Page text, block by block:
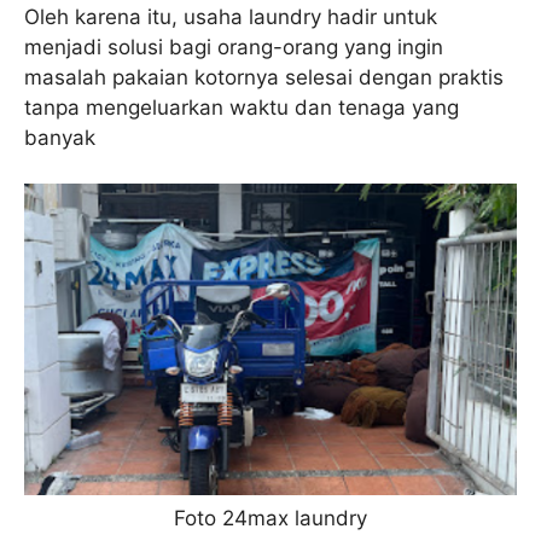
Oleh karena itu, usaha laundry hadir untuk
menjadi solusi bagi orang-orang yang ingin
masalah pakaian kotornya selesai dengan praktis
tanpa mengeluarkan waktu dan tenaga yang
banyak
Foto 24max laundry